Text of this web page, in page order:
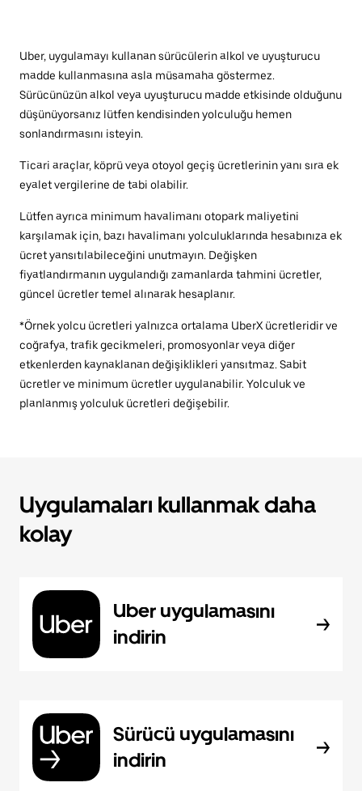
Uber, uygulamayı kullanan sürücülerin alkol ve uyuşturucu
madde kullanmasına asla müsamaha göstermez.
Sürücünüzün alkol veya uyuşturucu madde etkisinde olduğunu
düşünüyorsanız lütfen kendisinden yolculuğu hemen
sonlandırmasını isteyin.
Ticari araçlar, köprü veya otoyol geçiş ücretlerinin yanı sıra ek
eyalet vergilerine de tabi olabilir.
Lütfen ayrıca minimum havalimanı otopark maliyetini
karşılamak için, bazı havalimanı yolculuklarında hesabınıza ek
ücret yansıtılabileceğini unutmayın. Değişken
fiyatlandırmanın uygulandığı zamanlarda tahmini ücretler,
güncel ücretler temel alınarak hesaplanır.
*Örnek yolcu ücretleri yalnızca ortalama UberX ücretleridir ve
coğrafya, trafik gecikmeleri, promosyonlar veya diğer
etkenlerden kaynaklanan değişiklikleri yansıtmaz. Sabit
ücretler ve minimum ücretler uygulanabilir. Yolculuk ve
planlanmış yolculuk ücretleri değişebilir.
Uygulamaları kullanmak daha
kolay
Uber uygulamasını
indirin
Sürücü uygulamasını
indirin